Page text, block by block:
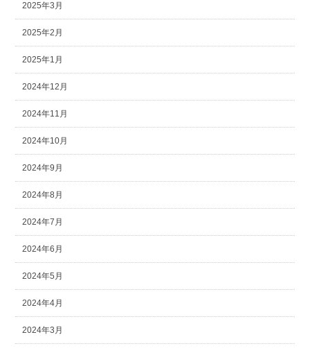
2025年3月
2025年2月
2025年1月
2024年12月
2024年11月
2024年10月
2024年9月
2024年8月
2024年7月
2024年6月
2024年5月
2024年4月
2024年3月